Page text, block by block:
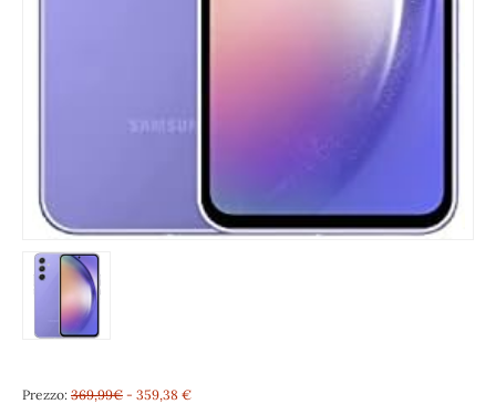
Prezzo: 369,99€ - 359,38 €